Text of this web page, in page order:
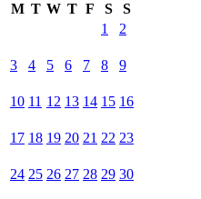
M T W T F S
S
1
2
3 4 5 6 7 8 9
10 11 12 13 14 15 16
17 18 19 20 21 22 23
24 25 26 27 28 29 30